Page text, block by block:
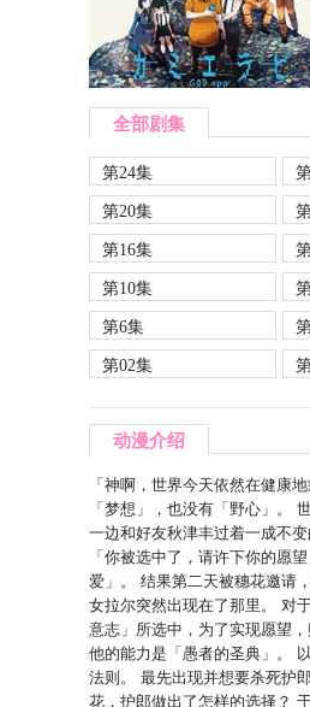
全部剧集
第24集
第20集
第16集
第10集
第6集
第02集
动漫介绍
「神啊，世界今天依然在健康
「梦想」，也没有「野心」。
一边和好友秋津丰过着一成不
「你被选中了，请许下你的愿
爱」。 结果第二天被穗花邀请
女拉尔突然出现在了那里。 对
意志」所选中，为了实现愿望
他的能力是「愚者的圣典」。
法则。 最先出现并想要杀死护
花，护郎做出了怎样的选择？